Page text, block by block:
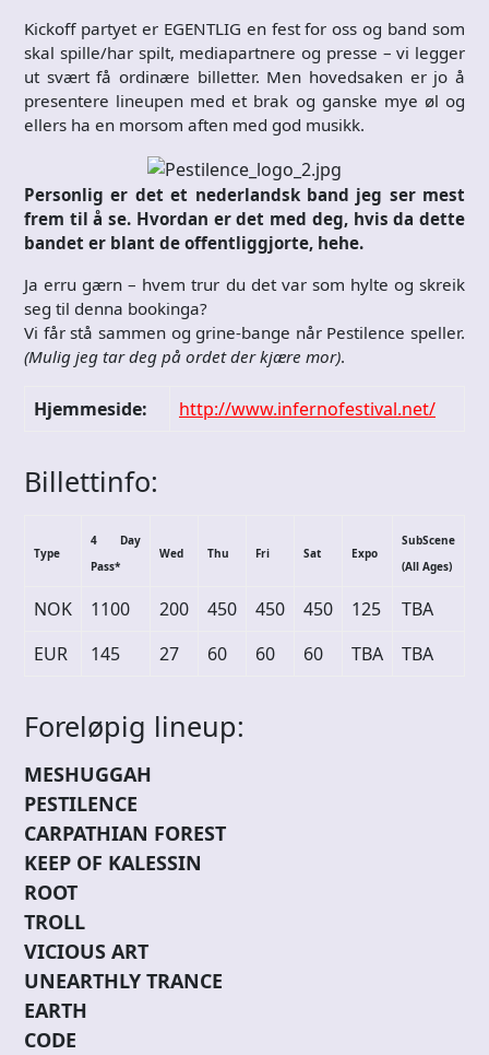
Kickoff partyet er EGENTLIG en fest for oss og band som
skal spille/har spilt, mediapartnere og presse – vi legger
ut svært få ordinære billetter. Men hovedsaken er jo å
presentere lineupen med et brak og ganske mye øl og
ellers ha en morsom aften med god musikk.
Personlig er det et nederlandsk band jeg ser mest
frem til å se. Hvordan er det med deg, hvis da dette
bandet er blant de offentliggjorte, hehe.
Ja erru gærn – hvem trur du det var som hylte og skreik
seg til denna bookinga?
Vi får stå sammen og grine-bange når Pestilence speller.
(Mulig jeg tar deg på ordet der kjære mor).
Hjemmeside: http://www.infernofestival.net/
Billettinfo:
Type
4 Day
Pass*
Wed Thu Fri Sat Expo
SubScene
(All Ages)
NOK 1100 200 450 450 450 125
TBA
EUR
145 27 60 60 60 TBA TBA
Foreløpig lineup:
MESHUGGAH
PESTILENCE
CARPATHIAN FOREST
KEEP OF KALESSIN
ROOT
TROLL
VICIOUS ART
UNEARTHLY TRANCE
EARTH
CODE